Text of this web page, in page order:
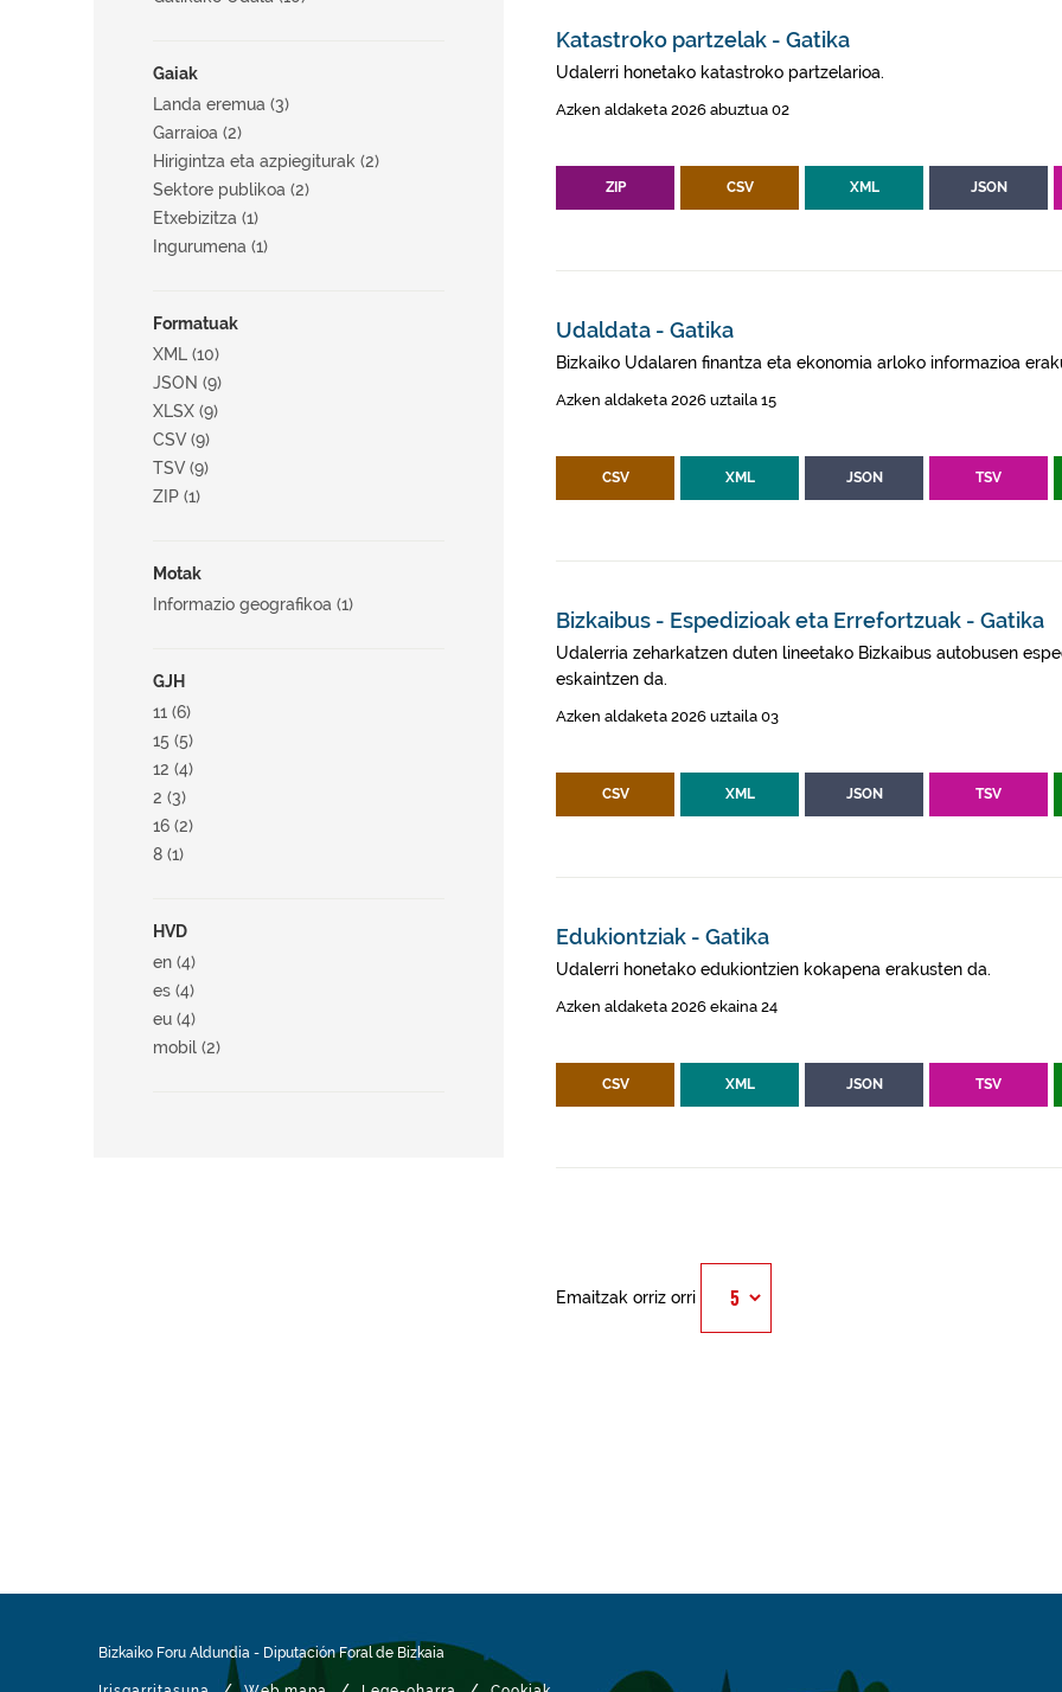
Gaiak
Landa eremua (3)
Garraioa (2)
Hirigintza eta azpiegiturak (2)
Sektore publikoa (2)
Etxebizitza (1)
Ingurumena (1)
Formatuak
XML (10)
JSON (9)
XLSX (9)
CSV (9)
TSV (9)
ZIP (1)
Motak
Informazio geografikoa (1)
GJH
11 (6)
15 (5)
12 (4)
2 (3)
16 (2)
8 (1)
HVD
en (4)
es (4)
eu (4)
mobil (2)
Katastroko partzelak - Gatika
Udalerri honetako katastroko partzelarioa.
Azken aldaketa 2026 abuztua 02
ZIP CSV XML JSON
Udaldata - Gatika
Bizkaiko Udalaren finantza eta ekonomia arloko informazioa
Azken aldaketa 2026 uztaila 15
CSV XML JSON TSV
Bizkaibus - Espedizioak eta Errefortzuak - Gatika
Udalerria zeharkatzen duten lineetako Bizkaibus autobusen
eskaintzen da.
Azken aldaketa 2026 uztaila 03
CSV XML JSON TSV
Edukiontziak - Gatika
Udalerri honetako edukiontzien kokapena erakusten da.
Azken aldaketa 2026 ekaina 24
CSV XML JSON TSV
Emaitzak orriz orri
Bizkaiko Foru Aldundia - Diputación Foral de Bizkaia